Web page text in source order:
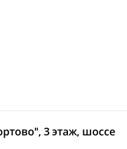
3 этаж, шоссе